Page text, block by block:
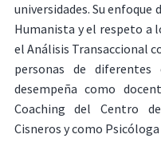
universidades. Su enfoque
Humanista y el respeto a
el Análisis Transaccional
personas de diferentes
desempeña como
Coaching del Centro
Cisneros y como